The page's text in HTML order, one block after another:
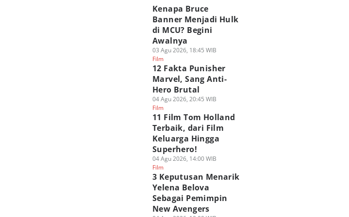
Kenapa Bruce
Banner Menjadi Hulk
di MCU? Begini
Awalnya
03 Agu 2026, 18:45 WIB
Film
12 Fakta Punisher
Marvel, Sang Anti-
Hero Brutal
04 Agu 2026, 20:45 WIB
Film
11 Film Tom Holland
Terbaik, dari Film
Keluarga Hingga
Superhero!
04 Agu 2026, 14:00 WIB
Film
3 Keputusan Menarik
Yelena Belova
Sebagai Pemimpin
New Avengers